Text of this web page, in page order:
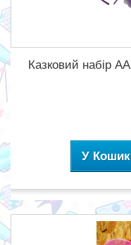
Казковий набір
У Кошик